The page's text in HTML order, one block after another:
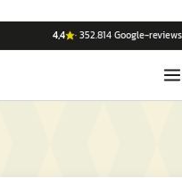
4,4 ·352.814Google-reviews